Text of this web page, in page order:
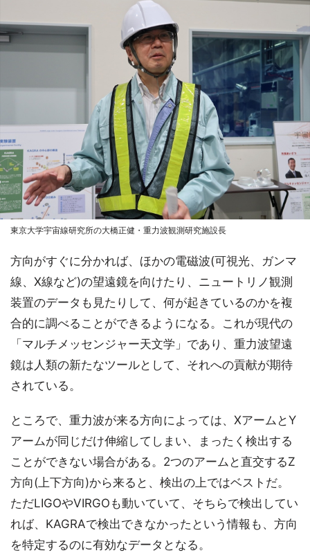
東京大学宇宙線研究所の大橋正健・重力波観測研究施設長
方向がすぐに分かれば、ほかの電磁波(可視光、ガンマ
線、X線など)の望遠鏡を向けたり、ニュートリノ観測
装置のデータも見たりして、何が起きているのかを複
合的に調べることができるようになる。これが現代の
「マルチメッセンジャー天文学」であり、重力波望遠
鏡は人類の新たなツールとして、それへの貢献が期待
されている。
ところで、重力波が来る方向によっては、XアームとY
アームが同じだけ伸縮してしまい、まったく検出する
ことができない場合がある。2つのアームと直交するZ
方向(上下方向)から来ると、検出の上ではベストだ。
ただLIGOやVIRGOも動いていて、そちらで検出してい
れば、KAGRAで検出できなかったという情報も、方向
を特定するのに有効なデータとなる。